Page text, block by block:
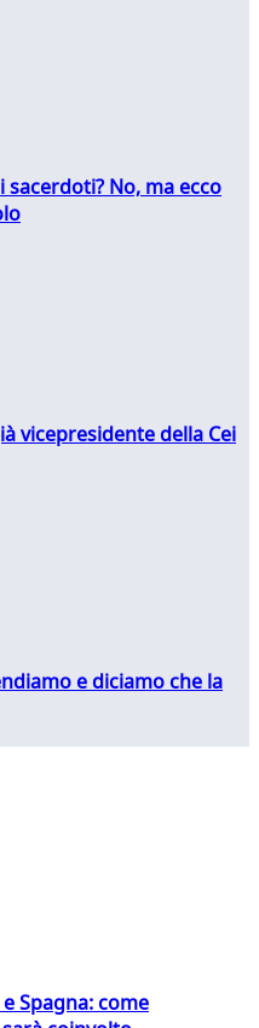
No, ma ecco
vicepresidente della Cei
e diciamo che la
Spagna: come